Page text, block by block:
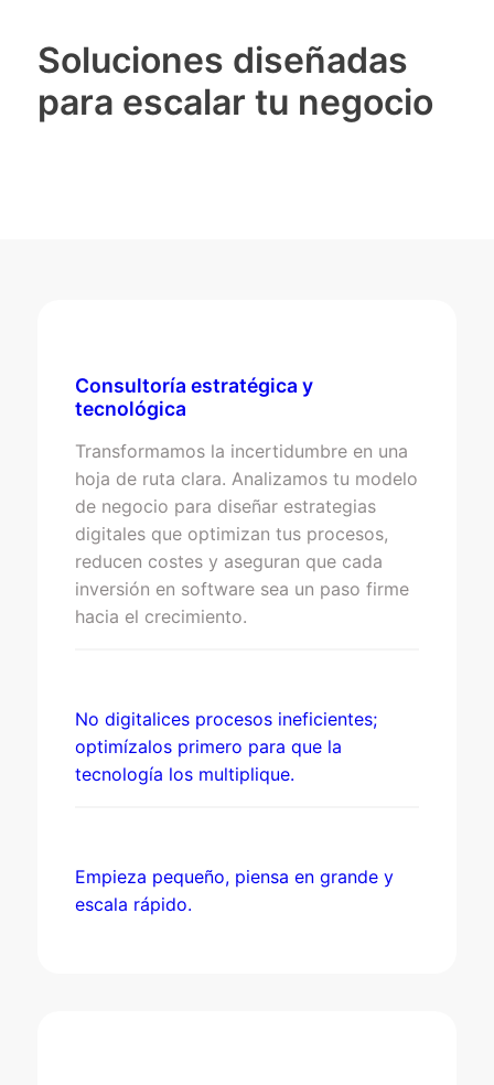
Soluciones diseñadas
para escalar tu negocio
Consultoría estratégica y
tecnológica
Transformamos la incertidumbre en una
hoja de ruta clara. Analizamos tu modelo
de negocio para diseñar estrategias
digitales que optimizan tus procesos,
reducen costes y aseguran que cada
inversión en software sea un paso firme
hacia el crecimiento.
No digitalices procesos ineficientes;
optimízalos primero para que la
tecnología los multiplique.
Empieza pequeño, piensa en grande y
escala rápido.